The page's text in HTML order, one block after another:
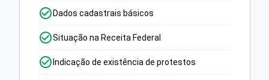
Dados cadastrais básicos
Situação na Receita Federal
Indicação de existência de protestos